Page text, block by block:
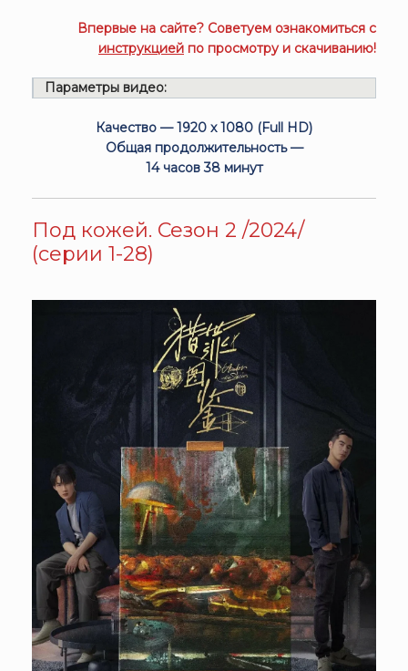
Впервые на сайте? Советуем ознакомиться с
инструкцией по просмотру и скачиванию!
Параметры видео:
Качество — 1920 x 1080 (Full HD)
Общая продолжительность —
14 часов 38 минут
Под кожей. Сезон 2 /2024/
(серии 1-28)